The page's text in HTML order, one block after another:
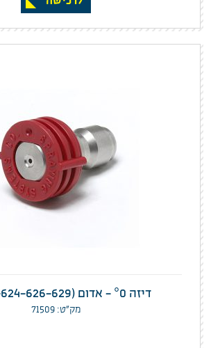
דיזה °0 - אדום (18620-624-626-629)
מק”ט: 71509